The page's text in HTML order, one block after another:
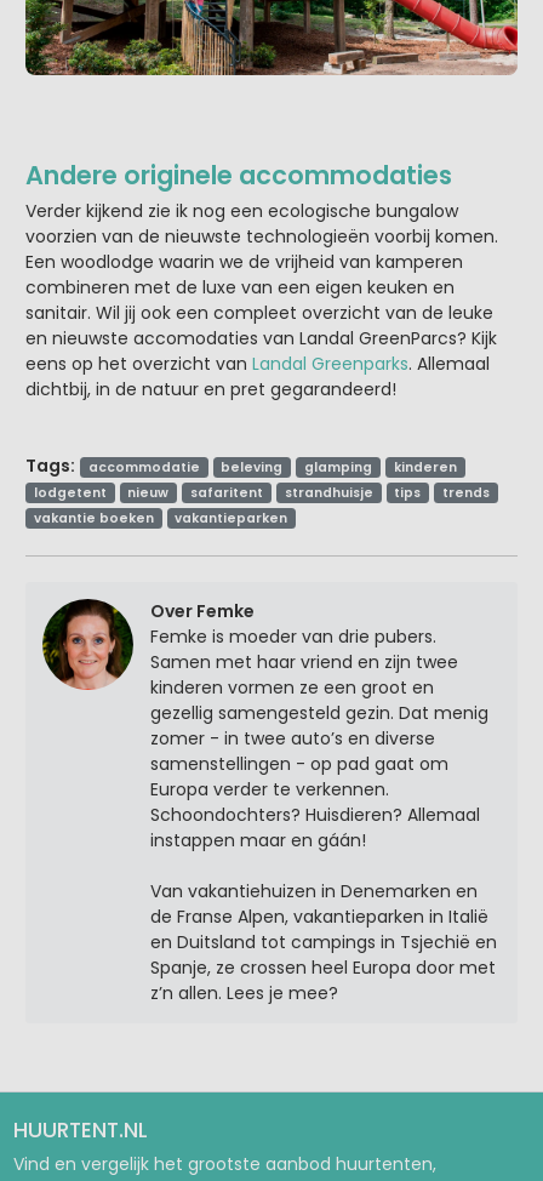
Andere originele accommodaties
Verder kijkend zie ik nog een ecologische bungalow
voorzien van de nieuwste technologieën voorbij komen.
Een woodlodge waarin we de vrijheid van kamperen
combineren met de luxe van een eigen keuken en
sanitair. Wil jij ook een compleet overzicht van de leuke
en nieuwste accomodaties van Landal GreenParcs? Kijk
eens op het overzicht van Landal Greenparks. Allemaal
dichtbij, in de natuur en pret gegarandeerd!
Tags: accommodatie beleving glamping
kinderen
lodgetent
nieuw safaritent strandhuisje tips
trends
vakantie boeken
vakantieparken
Over Femke
Femke is moeder van drie pubers.
Samen met haar vriend en zijn twee
kinderen vormen ze een groot en
gezellig samengesteld gezin. Dat menig
zomer - in twee auto’s en diverse
samenstellingen - op pad gaat om
Europa verder te verkennen.
Schoondochters? Huisdieren? Allemaal
instappen maar en gáán!
Van vakantiehuizen in Denemarken en
de Franse Alpen, vakantieparken in Italië
en Duitsland tot campings in Tsjechië en
Spanje, ze crossen heel Europa door met
z’n allen. Lees je mee?
HUURTENT.NL
Vind en vergelijk het grootste aanbod huurtenten,